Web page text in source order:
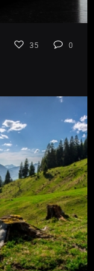
35 0